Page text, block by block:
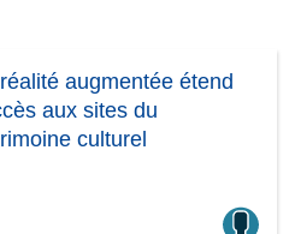
augmentée étend
aux sites du
culturel